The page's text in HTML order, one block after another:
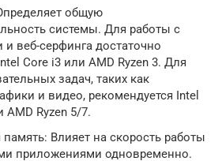
общую
системы. Для работы с
веб-серфинга достаточно
Core i3 или AMD Ryzen 3. Для
задач, таких как
и видео, рекомендуется Intel
AMD Ryzen 5/7.
Влияет на скорость работы
приложениями одновременно.